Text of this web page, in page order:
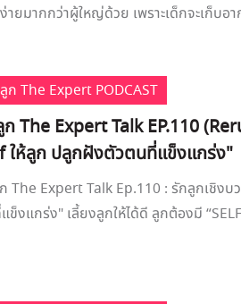
ายมากกว่าผู้ใหญ่ด้วย เพราะเด็กจะเก็บอา
ก The Expert PODCAST
The Expert Talk EP.110
ให้ลูก ปลูกฝังตัวตนที่แข็งแกร่ง"
The Expert Talk Ep.110 : รักลูกเชิงบ
ข็งแกร่ง" เลี้ยงลูกให้ได้ดี ลูกต้องมี